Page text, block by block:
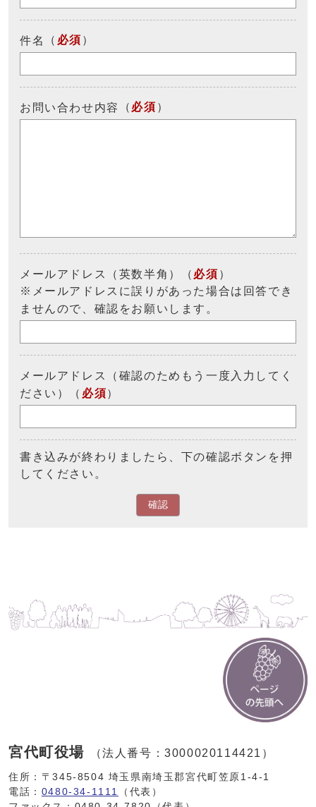
件名 （ 必須 ）
お問い合わせ内容 （ 必須 ）
メールアドレス（英数半角）（ 必須 ）
※メールアドレスに誤りがあった場合は回答でき
ませんので、確認をお願いします。
メールアドレス（確認のためもう一度入力してく
ださい）（ 必須）
書き込みが終わりましたら、下の確認ボタンを押
してください。
確認
宮代町役場 （法人番号：3000020114421）
住所：〒345-8504 埼玉県南埼玉郡宮代町笠原1-4-1
電話： 0480-34-1111
（代表）